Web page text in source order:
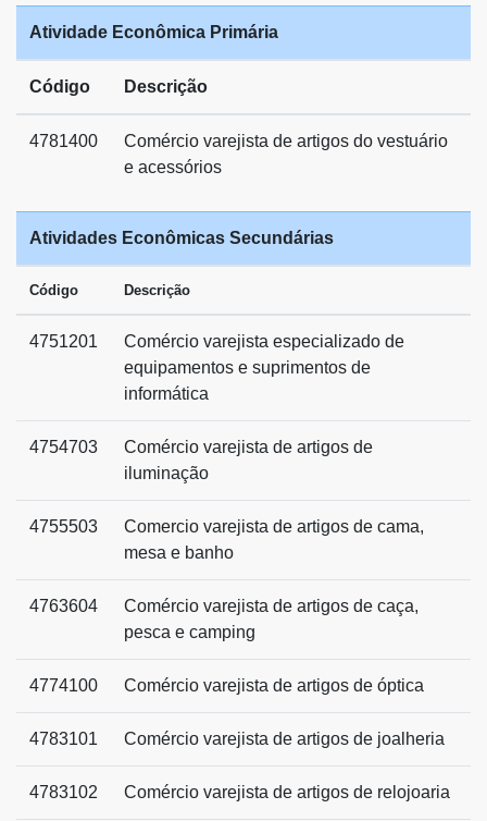
Atividade Econômica Primária
Código Descrição
4781400
Comércio varejista de artigos do vestuário
e acessórios
Atividades Econômicas Secundárias
Código Descrição
4751201
Comércio varejista especializado de
equipamentos e suprimentos de
informática
4754703
Comércio varejista de artigos de
iluminação
4755503
Comercio varejista de artigos de cama,
mesa e banho
4763604
Comércio varejista de artigos de caça,
pesca e camping
4774100 Comércio varejista de artigos de óptica
4783101 Comércio varejista de artigos de joalheria
4783102 Comércio varejista de artigos de relojoaria